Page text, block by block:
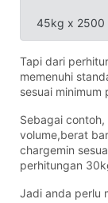
45kg x 2500
Tapi dari
memenuhi
sesuai minimum
Sebagai
volume,berat
chargemin
perhitungan
Jadi anda perlu